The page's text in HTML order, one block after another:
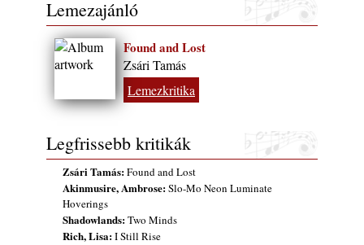
2026. július 31.
Magyar jazzmuzsikus szülők és zenész
gyermekeik – 42. rész: Vörös László +
Vörösné Strausz Eszter + Vörös Bence
2026. július 30.
The Next Generation — 11. rész: Horváth
2026. július 25.
Eged Márton: Old Songs
2026. július 25.
FREE JAZZ ALBUMS 2026 - 134. rész
2026. július 16.
Lemezajánló
Found and Lost
Zsári Tamás
Lemezkritika
Legfrissebb kritikák
Zsári Tamás:Found and Lost
Akinmusire, Ambrose:Slo-Mo Neon Luminate
Hoverings
Shadowlands:Two Minds
Rich, Lisa:I Still Rise